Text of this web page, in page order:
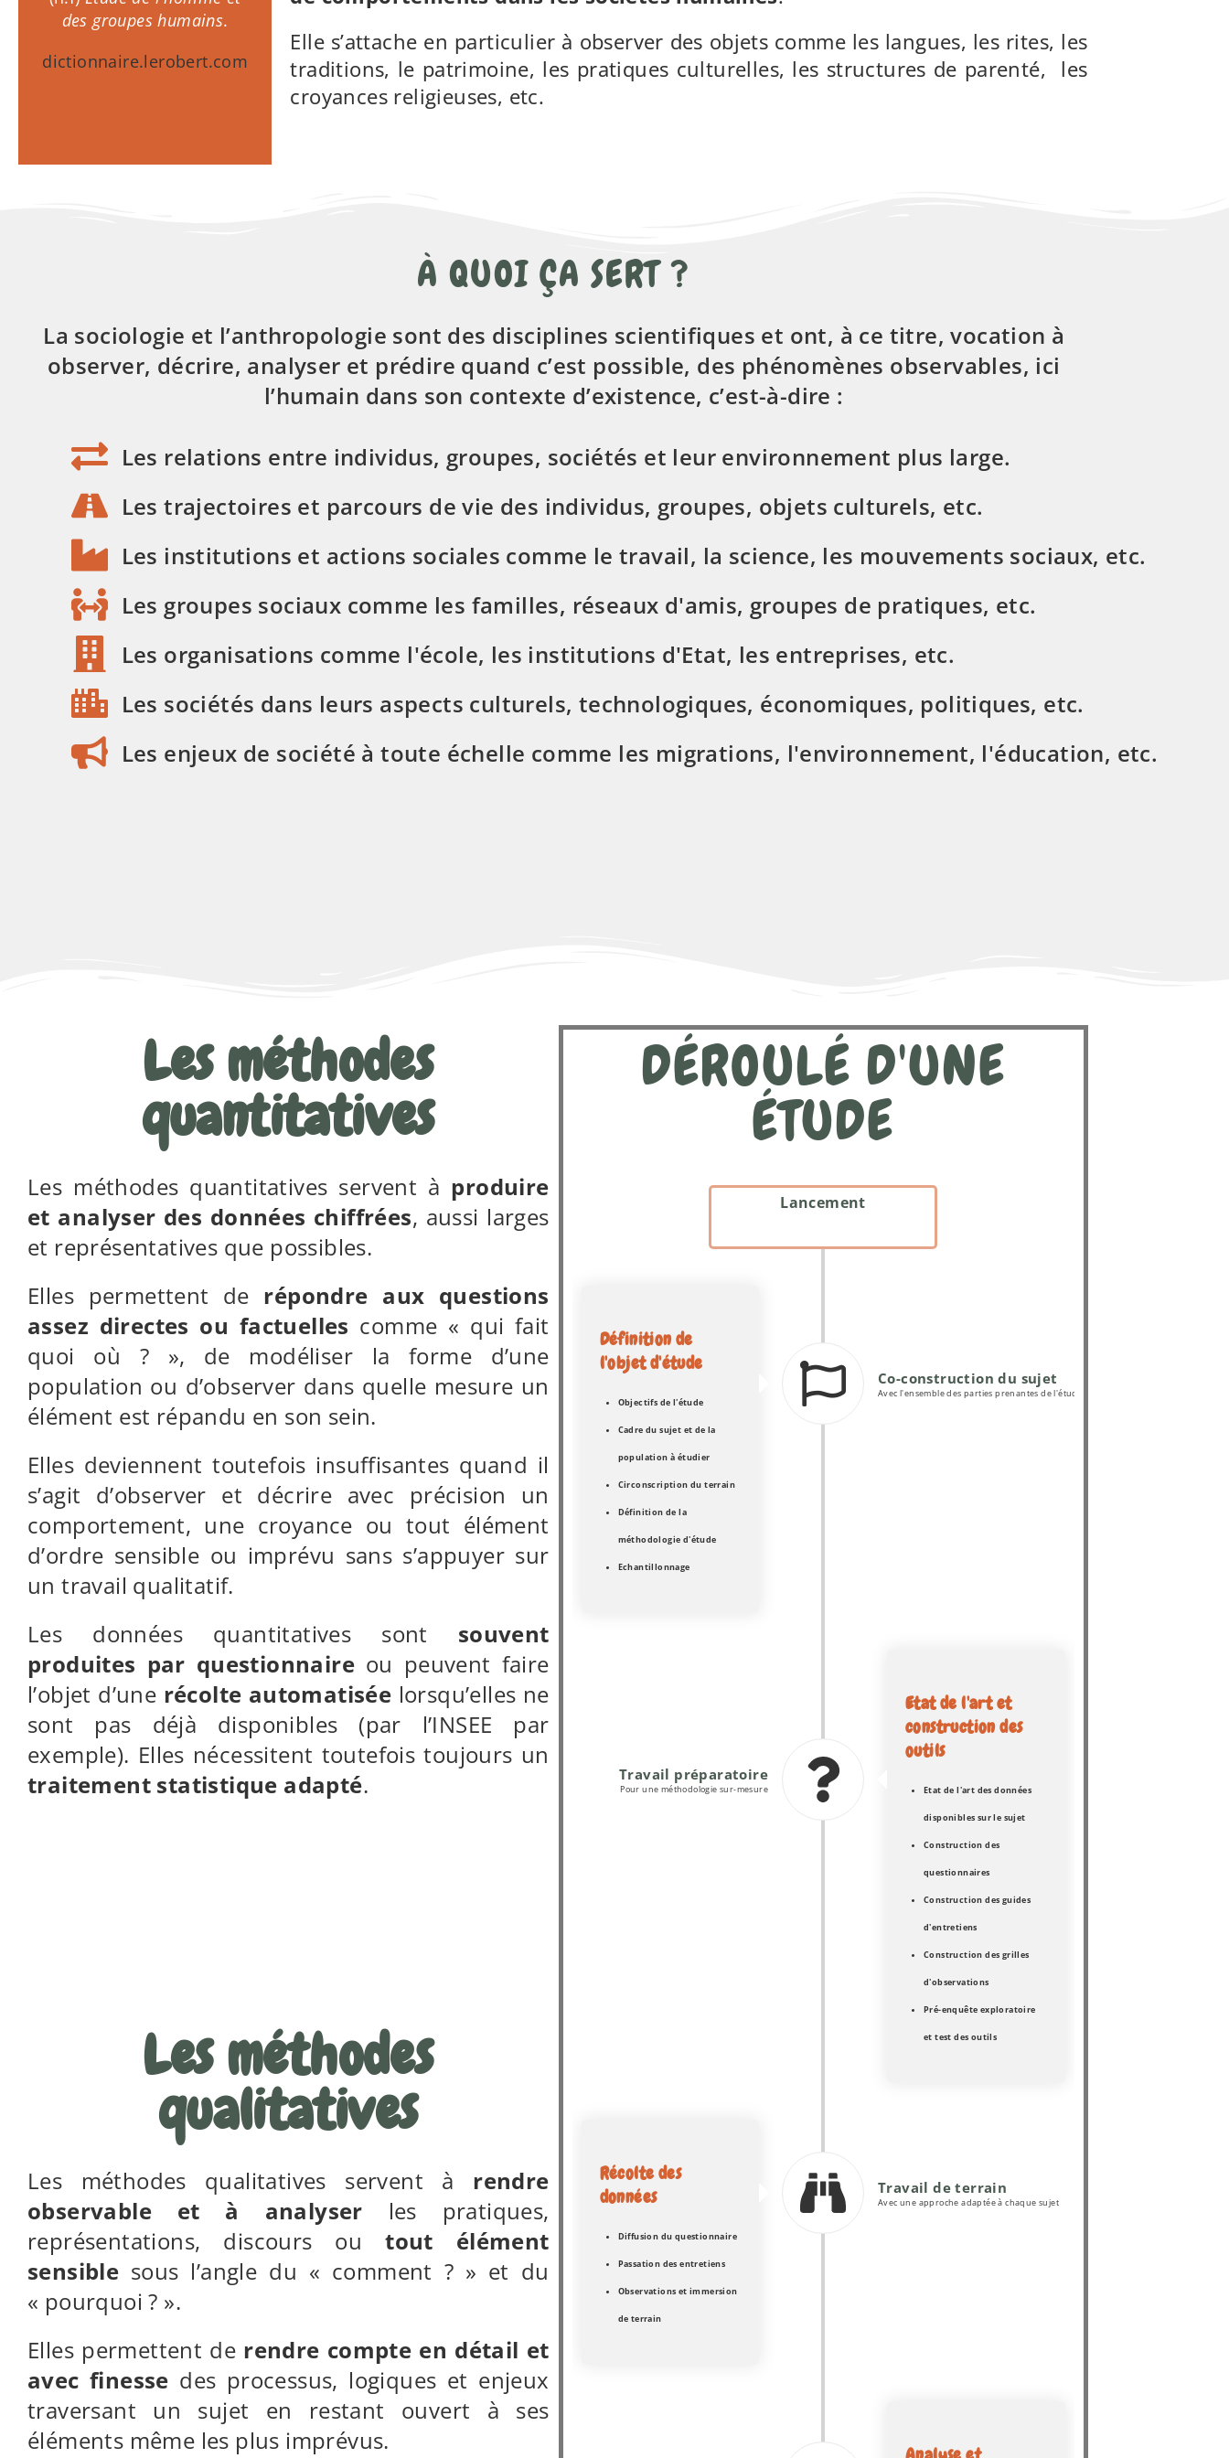
des groupes humains.
dictionnaire.lerobert.com
l'être humain et les groupes humains
sous tous leurs aspects, à la fois
wikipedia.org
Elle s’attache en particulier à observer des objets comme les langues, les rites, les
traditions, le patrimoine, les pratiques culturelles, les structures de parenté, les
croyances religieuses, etc.
À QUOI ÇA SERT ?
La sociologie et l’anthropologie sont des disciplines scientifiques et ont, à ce titre, vocation à
observer, décrire, analyser et prédire quand c’est possible, des phénomènes observables, ici
l’humain dans son contexte d’existence, c’est-à-dire :
Les relations entre individus, groupes, sociétés et leur environnement plus large.
Les trajectoires et parcours de vie des individus, groupes, objets culturels, etc.
Les institutions et actions sociales comme le travail, la science, les mouvements sociaux, etc.
Les groupes sociaux comme les familles, réseaux d'amis, groupes de pratiques, etc.
Les organisations comme l'école, les institutions d'Etat, les entreprises, etc.
Les sociétés dans leurs aspects culturels, technologiques, économiques, politiques, etc.
Les enjeux de société à toute échelle comme les migrations, l'environnement, l'éducation, etc.
Les méthodes
quantitatives
Les méthodes quantitatives servent à produire
et analyser des données chiffrées, aussi larges
et représentatives que possibles.
Elles permettent de répondre aux questions
assez directes ou factuelles comme « qui fait
quoi où ? », de modéliser la forme d’une
population ou d’observer dans quelle mesure un
élément est répandu en son sein.
Elles deviennent toutefois insuffisantes quand il
s’agit d’observer et décrire avec précision un
comportement, une croyance ou tout élément
d’ordre sensible ou imprévu sans s’appuyer sur
un travail qualitatif.
Les données quantitatives sont souvent
produites par questionnaireou peuvent faire
l’objet d’une récolte automatisée lorsqu’elles ne
sont pas déjà disponibles (par l’INSEE par
exemple). Elles nécessitent toutefois toujours un
traitement statistique adapté.
Les méthodes
qualitatives
Les méthodes qualitatives servent à rendre
observable et à analyser les pratiques,
représentations, discours outout élément
sensible sous l’angle du « comment ? » et du
« pourquoi ? ».
Elles permettent de rendre compte en détail et
avec finesse des processus, logiques et enjeux
traversant un sujet en restant ouvert à ses
éléments même les plus imprévus.
DÉROULÉ D'UNE
ÉTUDE
Lancement
Co-construction du sujet
Avec l'ensemble des parties prenantes de l'étude
Définition de
l'objet d'étude
Objectifs de l'étude
Cadre du sujet et de la
population à étudier
Circonscription du terrain
Définition de la
méthodologie d'étude
Echantillonnage
Travail préparatoire
Pour une méthodologie sur-mesure
Etat de l'art et
construction des
outils
Etat de l'art des données
disponibles sur le sujet
Construction des
questionnaires
Construction des guides
d'entretiens
Construction des grilles
d'observations
Pré-enquête exploratoire
et test des outils
Travail de terrain
Avec une approche adaptée à chaque sujet
Récolte des
données
Diffusion du questionnaire
Passation des entretiens
Observations et immersion
de terrain